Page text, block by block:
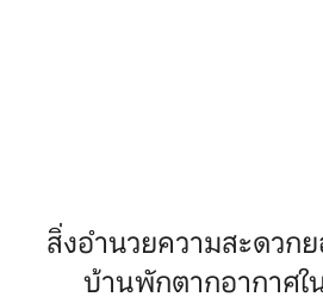
สิ่งอำนวยความสะดวก
บ้านพักตากอากาศใ